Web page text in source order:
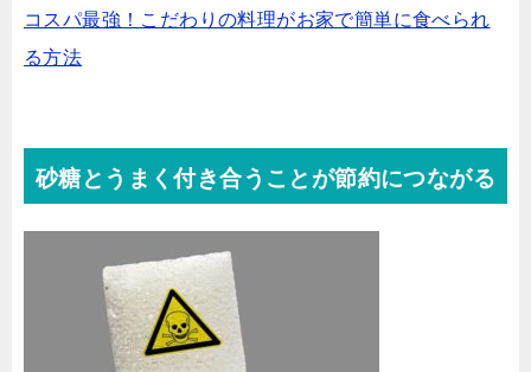
コスパ最強！こだわりの料理がお家で簡単に食べられ
る方法
砂糖とうまく付き合うことが節約につながる